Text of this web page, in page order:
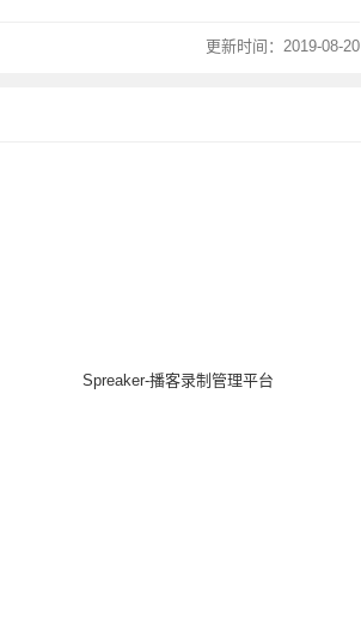
更新时间： 2019-08-20
Spreaker-播客录制管理平台